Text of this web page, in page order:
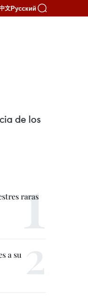
文Русский
de los
raras
a su